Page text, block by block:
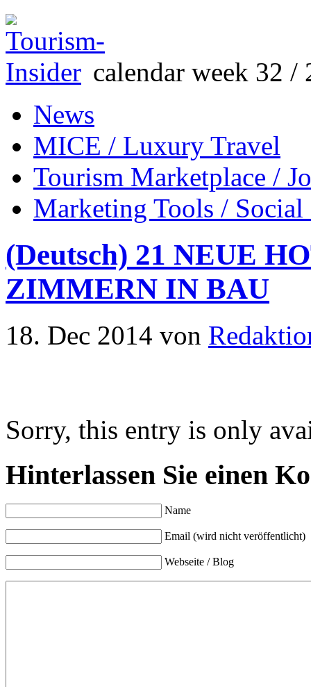
calendar week 32 /
News
MICE / Luxury Travel
Tourism Marketplace /
Marketing Tools /
(Deutsch) 21 NEUE
ZIMMERN IN BAU
18. Dec 2014 von
Sorry, this entry is only
Hinterlassen Sie einen
Name
Email (wird nicht veröffentlicht)
Webseite / Blog